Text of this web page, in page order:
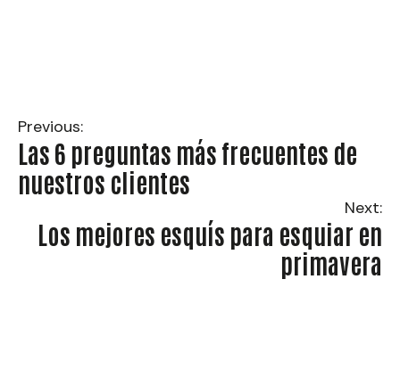
Previous:
Las 6 preguntas más frecuentes de
nuestros clientes
Next:
Los mejores esquís para esquiar en
primavera